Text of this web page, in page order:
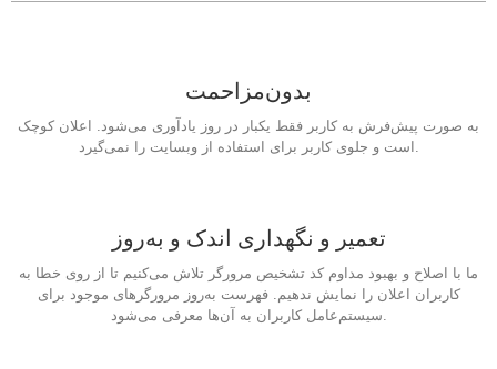
بدون‌مزاحمت
به صورت پیش‌فرش به کاربر فقط یکبار در روز یادآوری می‌شود. اعلان کوچک
است و جلوی کاربر برای استفاده از وبسایت را نمی‌گیرد.
تعمیر و نگهداری اندک و به‌روز
ما با اصلاح و بهبود مداوم کد تشخیص مرورگر تلاش می‌کنیم تا از روی خطا به
کاربران اعلان را نمایش ندهیم. فهرست به‌روز مرورگرهای موجود برای
سیستم‌عامل کاربران به آن‌ها معرفی می‌شود.